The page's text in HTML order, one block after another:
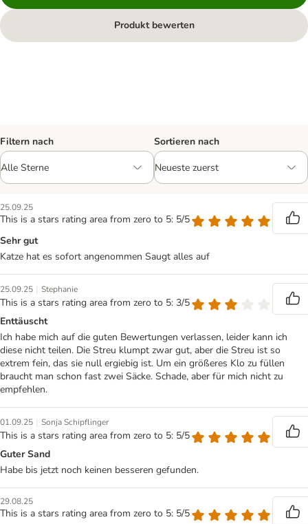
Produkt bewerten
Filtern nach Sortieren nach
25.09.25
This is a stars rating area from zero to 5: 5/5
Sehr gut
Katze hat es sofort angenommen Saugt alles auf
25.09.25 | Stephanie
This is a stars rating area from zero to 5: 3/5
Enttäuscht
Ich habe mich auf die guten Bewertungen verlassen, leider kann ich
diese nicht teilen. Die Streu klumpt zwar gut, aber die Streu ist so
extrem fein, das sie null ergiebig ist. Um ein größeres Klo zu füllen
braucht man schon fast zwei Säcke. Schade, aber für mich nicht zu
empfehlen.
01.09.25 | Sonja Schipflinger
This is a stars rating area from zero to 5: 5/5
Guter Sand
Habe bis jetzt noch keinen besseren gefunden.
29.08.25
This is a stars rating area from zero to 5: 5/5